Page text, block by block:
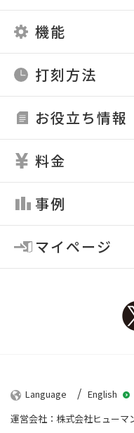
機能
打刻方法
お役立ち情報
料金
事例
マイページ
Language English
運営会社：株式会社ヒューマ